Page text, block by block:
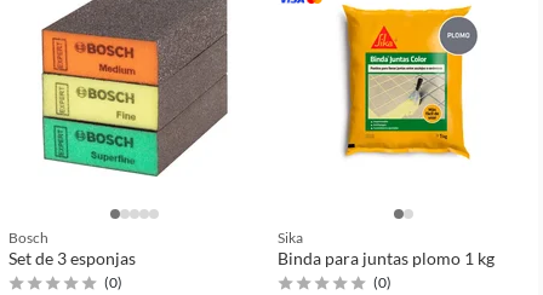
Bosch
Set de 3 esponjas
(0)
Sika
Binda para juntas plomo 1 kg
(0)